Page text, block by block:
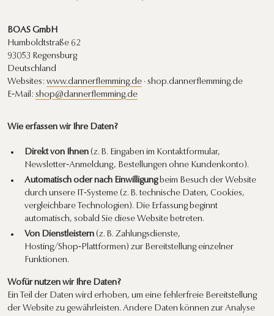
BOAS GmbH
Humboldtstraße 62
93053 Regensburg
Deutschland
Websites: www.dannerflemming.de · shop.dannerflemming.de
E‑Mail: shop@dannerflemming.de
Wie erfassen wir Ihre Daten?
Direkt von Ihnen (z. B. Eingaben im Kontaktformular,
Newsletter‑Anmeldung, Bestellungen ohne Kundenkonto).
Automatisch oder nach Einwilligungbeim Besuch der Website
durch unsere IT‑Systeme (z. B. technische Daten, Cookies,
vergleichbare Technologien). Die Erfassung beginnt
automatisch, sobald Sie diese Website betreten.
Von Dienstleistern (z. B. Zahlungsdienste,
Hosting/Shop‑Plattformen) zur Bereitstellung einzelner
Funktionen.
Wofür nutzen wir Ihre Daten?
Ein Teil der Daten wird erhoben, um eine fehlerfreie Bereitstellung
der Website zu gewährleisten. Andere Daten können zur Analyse